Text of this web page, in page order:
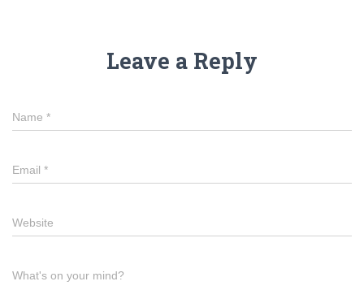
Leave a Reply
Name *
Email *
Website
What's on your mind?